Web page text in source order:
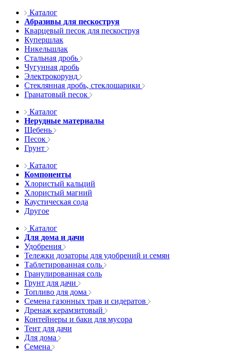
Каталог
Абразивы для пескоструя
Кварцевый песок для пескоструя
Купершлак
Никельшлак
Стальная дробь
Чугунная дробь
Электрокорунд
Стеклянная дробь, стеклошарики
Гранатовый песок
Каталог
Нерудные материалы
Щебень
Песок
Грунт
Каталог
Компоненты
Хлористый кальций
Хлористый магний
Каустическая сода
Другое
Каталог
Для дома и дачи
Удобрения
Тележки дозаторы для удобрений и семян
Таблетированная соль
Гранулированная соль
Грунт для дачи
Топливо для дома
Семена газонных трав и сидератов
Дренаж керамзитовый
Контейнеры и баки для мусора
Тент для дачи
Для дома
Семена